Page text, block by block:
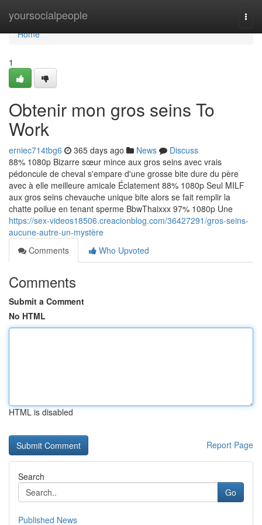
yoursocialpeople
Home
Home
1
Obtenir mon gros seins To
Work
erniec714tbg6 365 days ago News
Discuss
88% 1080p Bizarre sœur mince aux gros seins avec vrais
pédoncule de cheval s'empare d'une grosse bite dure du père
avec à elle meilleure amicale Éclatement 88% 1080p Seul MILF
aux gros seins chevauche unique bite alors se fait remplir la
chatte poilue en tenant sperme BbwThaixxx 97% 1080p Une
https://sex-videos18506.creacionblog.com/36427291/gros-seins-
aucune-autre-un-mystère
Comments
Who Upvoted
Comments
Submit a Comment
No HTML
HTML is disabled
Report Page
Search
Go
Published News